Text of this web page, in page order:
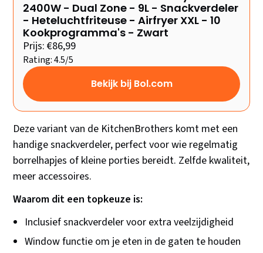
2400W - Dual Zone - 9L - Snackverdeler
- Heteluchtfriteuse - Airfryer XXL - 10
Kookprogramma's - Zwart
Prijs: €86,99
Rating: 4.5/5
Bekijk bij Bol.com
Deze variant van de KitchenBrothers komt met een
handige snackverdeler, perfect voor wie regelmatig
borrelhapjes of kleine porties bereidt. Zelfde kwaliteit,
meer accessoires.
Waarom dit een topkeuze is:
Inclusief snackverdeler voor extra veelzijdigheid
Window functie om je eten in de gaten te houden